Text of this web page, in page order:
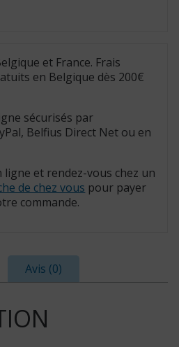
et France. Frais
en Belgique dès 200€
sécurisés par
Belfius Direct Net ou en
ligne et rendez-vous chez un
de chez vous pour payer
commande.
Avis (0)